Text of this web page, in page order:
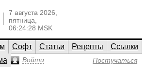
7 августа 2026,
пятница,
06:24:28 MSK
Софт Статьи Рецепты
Ссылки
Войти Постучаться